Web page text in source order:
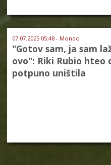
07.07.2025 05:48 - Mondo
"Gotov sam, ja sam
ovo": Riki Rubio hteo
potpuno uništila